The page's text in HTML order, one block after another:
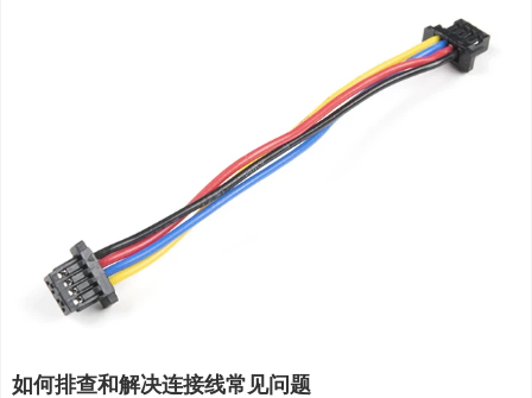
如何排查和解决连接线常见问题